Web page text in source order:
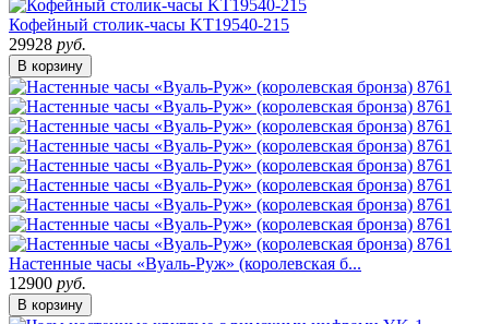
Кофейный столик-часы KT19540-215
29928 руб.
В корзину
Настенные часы «Вуаль-Руж» (королевская б...
12900 руб.
В корзину